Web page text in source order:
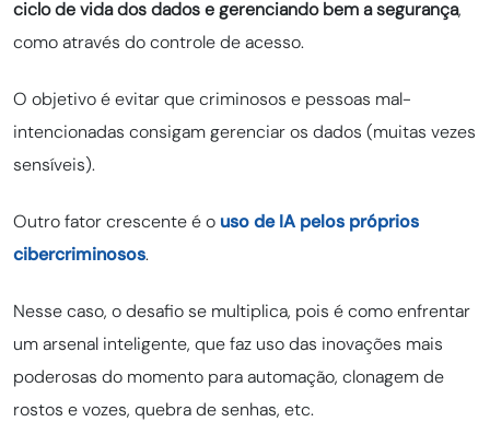
ciclo de vida dos dados e gerenciando bem a segurança,
como através do controle de acesso.
O objetivo é evitar que criminosos e pessoas mal-
intencionadas consigam gerenciar os dados (muitas vezes
sensíveis).
Outro fator crescente é o uso de IA pelos próprios
cibercriminosos.
Nesse caso, o desafio se multiplica, pois é como enfrentar
um arsenal inteligente, que faz uso das inovações mais
poderosas do momento para automação, clonagem de
rostos e vozes, quebra de senhas, etc.